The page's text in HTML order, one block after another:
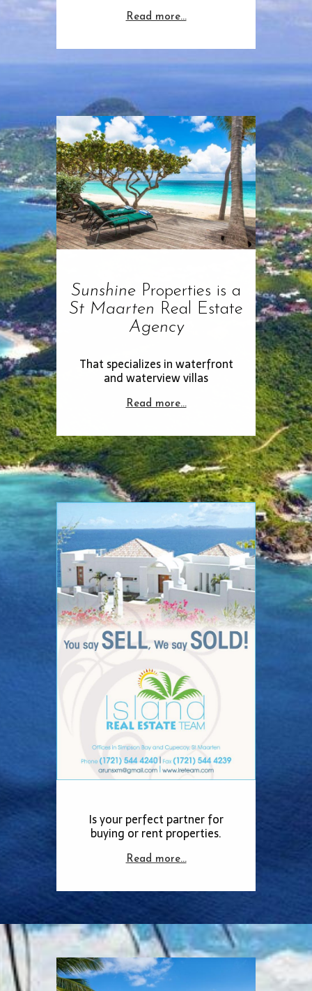
Read more…
Sunshine Properties is a
St Maarten Real Estate
Agency
That specializes in waterfront
and waterview villas
Read more…
Is your perfect partner for
buying or rent properties.
Read more…